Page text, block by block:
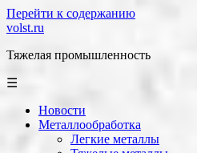
Перейти к содержанию
volst.ru
Тяжелая промышленность
☰
Новости
Металлообработка
Легкие металлы